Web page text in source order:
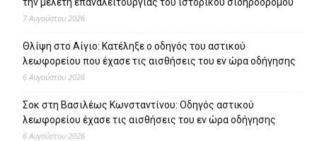
την μελέτη επαναλειτουργίας του ιστορικού σιδηρόδρομου
7 Αυγούστου 2026
Θλίψη στο Αίγιο: Κατέληξε ο οδηγός του αστικού
λεωφορείου που έχασε τις αισθήσεις του εν ώρα οδήγησης
6 Αυγούστου 2026
Σοκ στη Βασιλέως Κωνσταντίνου: Οδηγός αστικού
λεωφορείου έχασε τις αισθήσεις του εν ώρα οδήγησης
6 Αυγούστου 2026